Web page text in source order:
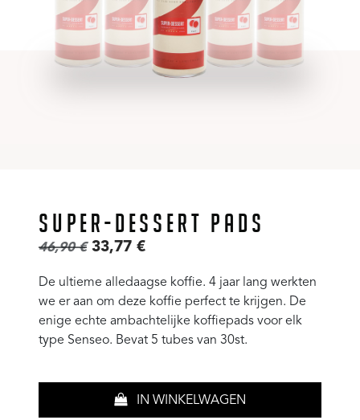
SUPER-DESSERT PADS
46,90€ 33,77 €
De ultieme alledaagse koffie. 4 jaar lang werkten
we er aan om deze koffie perfect te krijgen. De
enige echte ambachtelijke koffiepads voor elk
type Senseo. Bevat 5 tubes van 30st.
IN WINKELWAGEN